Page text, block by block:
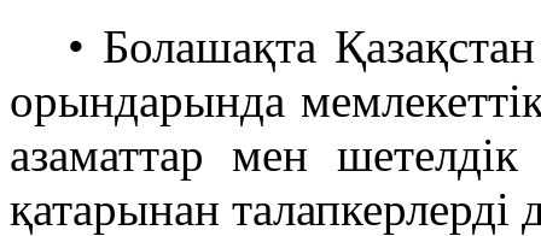
• Болашақта
орындарында
азаматтар мен шетелдік
қатарынан талапкерлерді